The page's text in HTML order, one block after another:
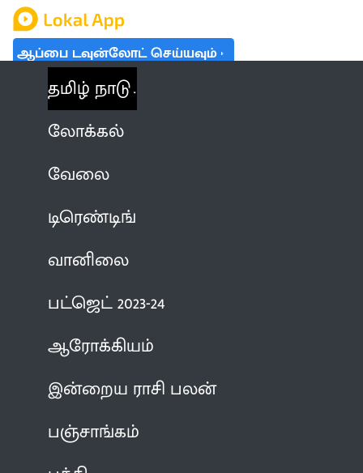
ஆப்பை டவுன்லோட் செய்யவும்
தமிழ் நாடு
லோக்கல்
வேலை
டிரெண்டிங்
வானிலை
பட்ஜெட் 2023-24
ஆரோக்கியம்
இன்றைய ராசி பலன்
பஞ்சாங்கம்